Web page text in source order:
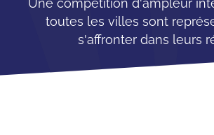
Une compétition d'ampleur
toutes les villes sont
s'affronter dans leurs